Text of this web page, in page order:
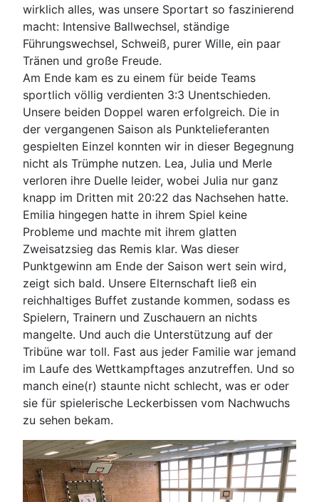
wirklich alles, was unsere Sportart so faszinierend
macht: Intensive Ballwechsel, ständige
Führungswechsel, Schweiß, purer Wille, ein paar
Tränen und große Freude.
Am Ende kam es zu einem für beide Teams
sportlich völlig verdienten 3:3 Unentschieden.
Unsere beiden Doppel waren erfolgreich. Die in
der vergangenen Saison als Punktelieferanten
gespielten Einzel konnten wir in dieser Begegnung
nicht als Trümphe nutzen. Lea, Julia und Merle
verloren ihre Duelle leider, wobei Julia nur ganz
knapp im Dritten mit 20:22 das Nachsehen hatte.
Emilia hingegen hatte in ihrem Spiel keine
Probleme und machte mit ihrem glatten
Zweisatzsieg das Remis klar. Was dieser
Punktgewinn am Ende der Saison wert sein wird,
zeigt sich bald. Unsere Elternschaft ließ ein
reichhaltiges Buffet zustande kommen, sodass es
Spielern, Trainern und Zuschauern an nichts
mangelte. Und auch die Unterstützung auf der
Tribüne war toll. Fast aus jeder Familie war jemand
im Laufe des Wettkampftages anzutreffen. Und so
manch eine(r) staunte nicht schlecht, was er oder
sie für spielerische Leckerbissen vom Nachwuchs
zu sehen bekam.